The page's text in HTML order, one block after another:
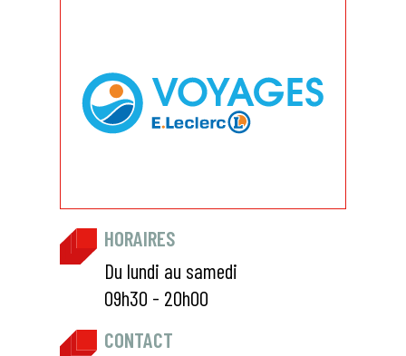
HORAIRES
Du lundi au samedi
09h30 - 20h00
CONTACT